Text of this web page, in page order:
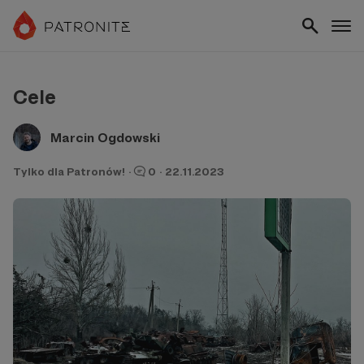
Cele
Marcin Ogdowski
Tylko dla Patronów! · 0 · 22.11.2023